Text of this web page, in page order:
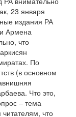
23 января
издания РА
Армена
что
По
(в основном
Что это,
– тема
что